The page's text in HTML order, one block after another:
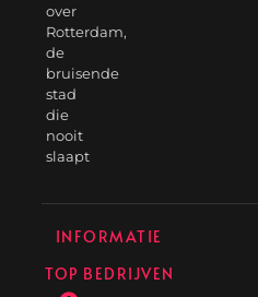
over
Rotterdam,
de
bruisende
stad
die
nooit
slaapt
INFORMATIE
TOP BEDRIJVEN